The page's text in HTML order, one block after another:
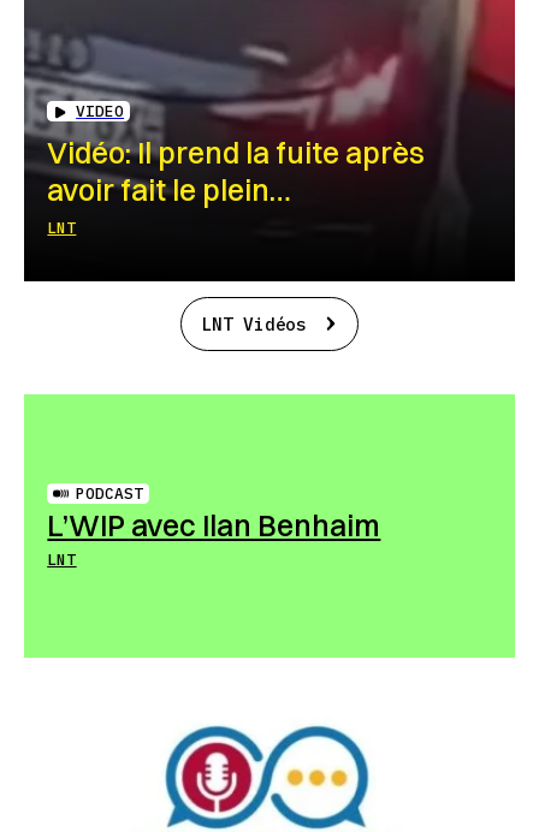
VIDEO
Vidéo: Il prend la fuite après
avoir fait le plein…
LNT
LNT Vidéos
PODCAST
L’WIP avec Ilan Benhaim
LNT